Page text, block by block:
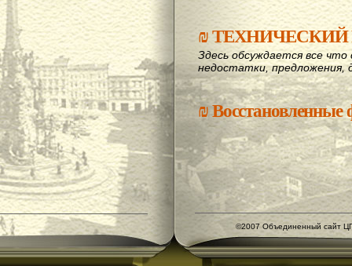
₪ТЕХНИЧЕСКИЙ
Здесь обсуждается все
недостатки, предложения,
₪
©2007 Объединенный сайт